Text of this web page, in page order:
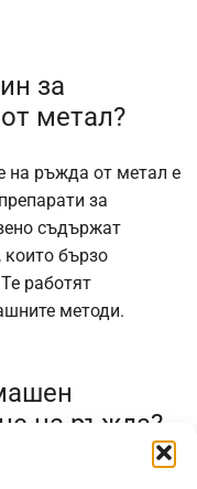
за
метал?
на ръжда от метал е
за
съдържат
които бързо
работят
методи.
на ръжда?